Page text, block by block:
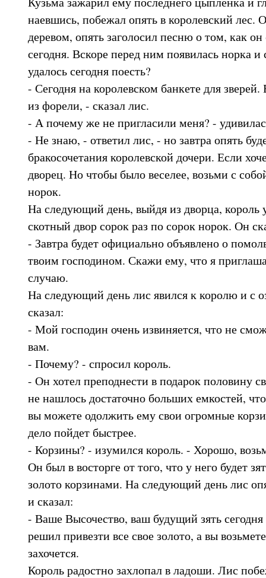
наевшись, побежал опять в королевский лес.
деревом, опять заголосил песню о том, как
сегодня. Вскоре перед ним появилась норка и
удалось сегодня поесть?
- Сегодня на королевском банкете для
из форели, - сказал лис.
- А почему же не пригласили меня? -
- Не знаю, - ответил лис, - но завтра опять
бракосочетания королевской дочери. Если
дворец. Но чтобы было веселее, возьми с
норок.
На следующий день, выйдя из дворца,
скотный двор сорок раз по сорок норок. Он
- Завтра будет официально объявлено о
твоим господином. Скажи ему, что я
случаю.
На следующий день лис явился к королю и с
сказал:
- Мой господин очень извиняется, что не
вам.
- Почему? - спросил король.
- Он хотел преподнести в подарок половину
не нашлось достаточно больших емкостей,
вы можете одолжить ему свои огромные
дело пойдет быстрее.
- Корзины? - изумился король. - Хорошо,
Он был в восторге от того, что у него будет
золото корзинами. На следующий день лис
и сказал:
- Ваше Высочество, ваш будущий зять
решил привезти все свое золото, а вы
захочется.
Король радостно захлопал в ладоши. Лис